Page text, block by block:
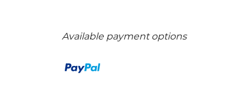
Available payment options